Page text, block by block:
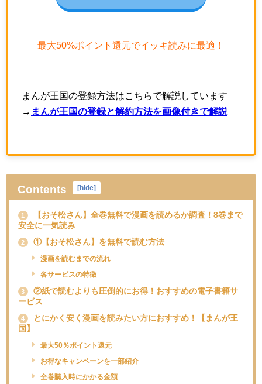
最大50%ポイント還元でイッキ読みに最適！
まんが王国の登録方法はこちらで解説しています
→ まんが王国の登録と解約方法を画像付きで解説
Contents [hide]
1
【おそ松さん】全巻無料で漫画を読めるか調査！8巻まで
安全に一気読み
2 ①【おそ松さん】を無料で読む方法
漫画を読むまでの流れ
各サービスの特徴
3
②紙で読むよりも圧倒的にお得！おすすめの電子書籍サ
ービス
4
とにかく安く漫画を読みたい方におすすめ！【まんが王
国】
最大50％ポイント還元
お得なキャンペーンを一部紹介
全巻購入時にかかる金額